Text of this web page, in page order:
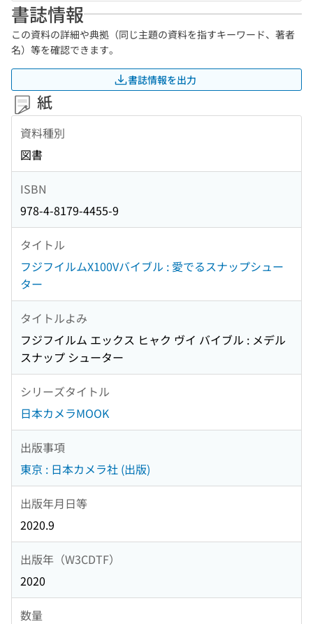
書誌情報
この資料の詳細や典拠（同じ主題の資料を指すキーワード、著者
名）等を確認できます。
書誌情報を出力
紙
資料種別
図書
ISBN
978-4-8179-4455-9
タイトル
フジフイルムX100Vバイブル : 愛でるスナップシュー
ター
タイトルよみ
フジフイルム エックス ヒャク ヴイ バイブル : メデル
スナップ シューター
シリーズタイトル
日本カメラMOOK
出版事項
東京 : 日本カメラ社 (出版)
出版年月日等
2020.9
出版年（W3CDTF）
2020
数量